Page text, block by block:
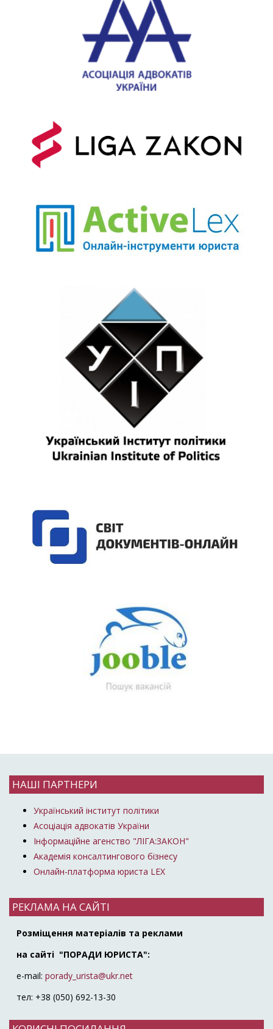
НАШІ ПАРТНЕРИ
Український інститут політики
Асоціація адвокатів України
Інформаційне агенство "ЛІГА:ЗАКОН"
Академія консалтингового бізнесу
Онлайн-платформа юриста LEX
РЕКЛАМА НА САЙТІ
Розміщення матеріалів та реклами
на сайті "ПОРАДИ ЮРИСТА":
e-mail: porady_urista@ukr.net
тел: +38 (050) 692-13-30